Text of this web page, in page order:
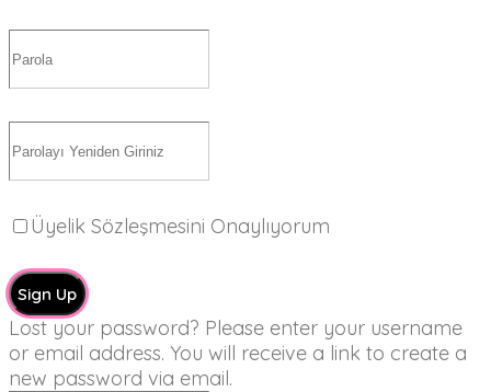
Üyelik Sözleşmesini Onaylıyorum
Sign Up
Lost your password? Please enter your username
or email address. You will receive a link to create a
new password via email.